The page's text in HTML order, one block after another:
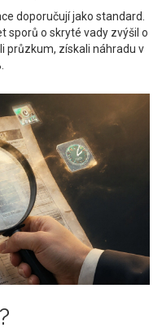
doporučují jako standard.
sporů o skryté vady zvýšil o
průzkum, získali náhradu v